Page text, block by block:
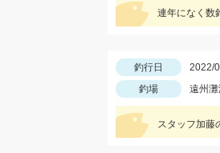
連年になく数
釣行日 2022/
釣場
遠州
スタッフ加藤